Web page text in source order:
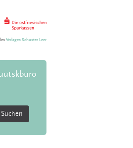
Verlages Schuster Leer
Suchen